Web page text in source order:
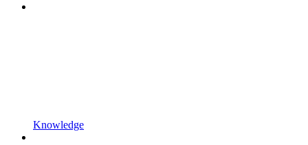
Knowledge